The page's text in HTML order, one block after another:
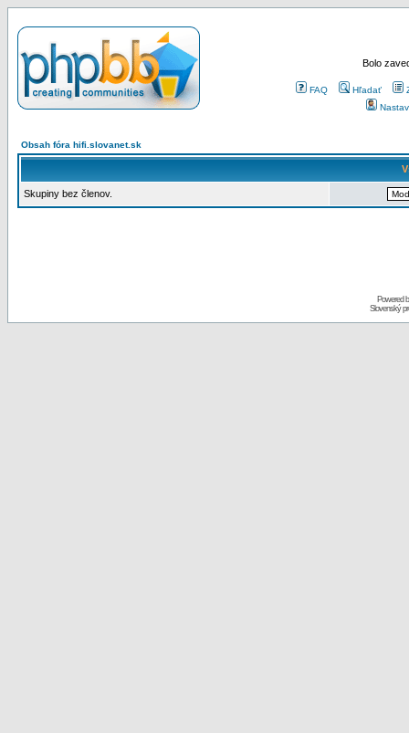
Bolo
FAQ Hľadať
Obsah fóra hifi.slovanet.sk
Skupiny bez členov.
Powered
Slovenský